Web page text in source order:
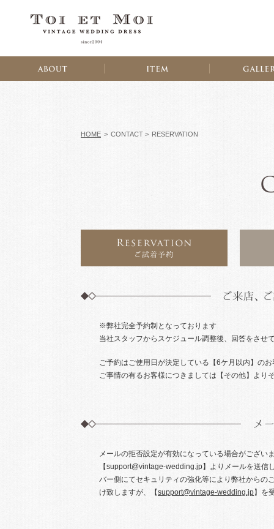
HOME > CONTACT > RESERVATION
※弊社完全予約制となっております
当社スタッフからスケジュール調整後、回答をさせ
ご予約はご使用日が決定している【6ケ月以内】の
ご事情の有るお客様につきましては【その他】より
メールの拒否設定が有効になっている場合がござい
【support@vintage-wedding.jp】よりメールを送
バー側にてセキュリティの強化等により弊社からの
け致しますが、【support@vintage-wedding.jp】を